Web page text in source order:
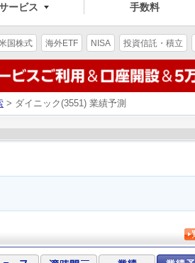
ービス 手数料
国株式 海外ETF NISA 投資信託・積立
> ダイニック(3551) 業績予測